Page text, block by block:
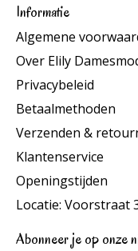
Informatie
Algemene
Over Elily
Privacybeleid
Betaalmethoden
Verzenden &
Klantenservice
Openingstijden
Locatie: Voorstraat
Abonneer je op onze